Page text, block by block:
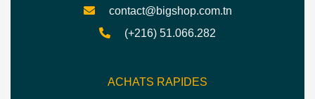
contact@bigshop.com.tn
(+216) 51.066.282
ACHATS RAPIDES